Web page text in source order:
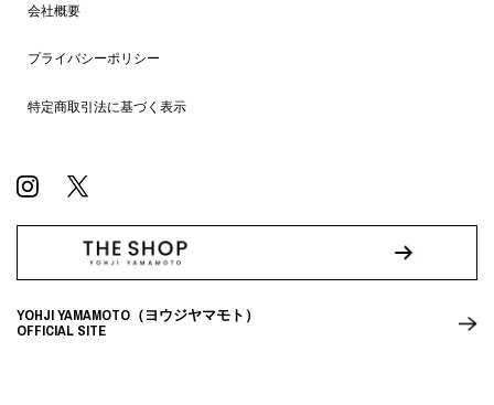
会社概要
プライバシーポリシー
特定商取引法に基づく表示
YOHJI YAMAMOTO（ヨウジヤマモト）
OFFICIAL SITE